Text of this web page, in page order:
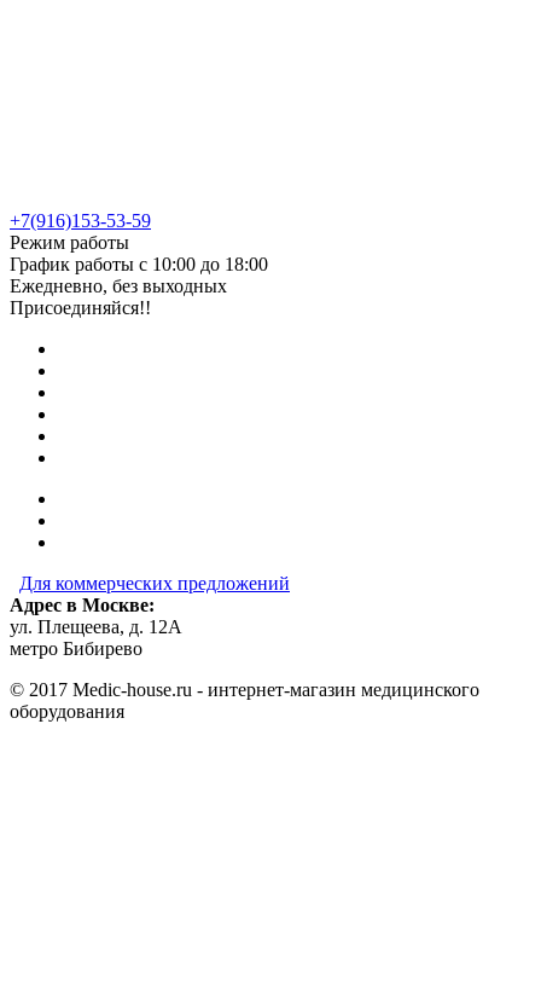
+7(916)153-53-59
Режим работы
График работы с 10:00 до 18:00
Ежедневно, без выходных
Присоединяйся!!
Для коммерческих предложений
Адрес в Москве:
ул. Плещеева, д. 12А
метро Бибирево
© 2017 Medic-house.ru - интернет-магазин медицинского
оборудования